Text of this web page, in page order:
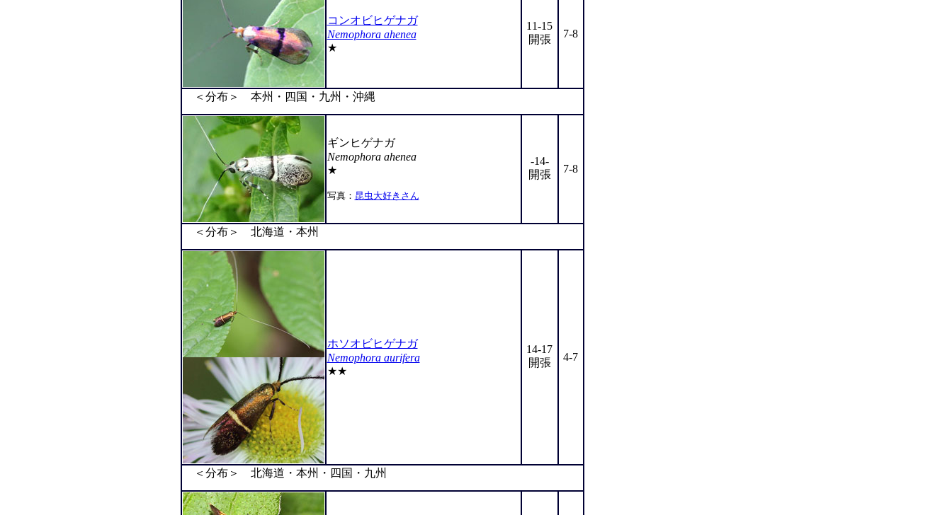
コンオビヒゲナガ
Nemophora ahenea
★
11-15
開張
7-8
＜分布＞ 本州・四国・九州・沖縄
ギンヒゲナガ
Nemophora ahenea
★
写真： 昆虫大好きさん
-14-
開張
7-8
＜分布＞ 北海道・本州
ホソオビヒゲナガ
Nemophora aurifera
★★
14-17
開張
4-7
＜分布＞ 北海道・本州・四国・九州